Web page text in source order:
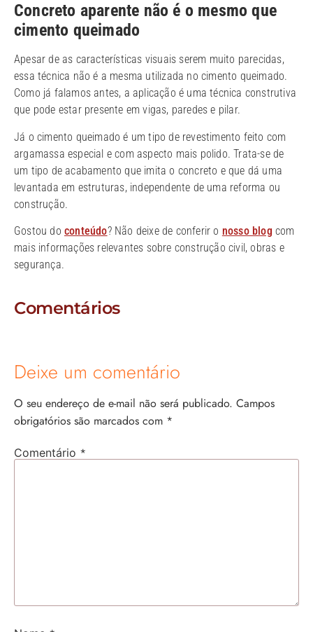
Concreto aparente não é o mesmo que
cimento queimado
Apesar de as características visuais serem muito parecidas,
essa técnica não é a mesma utilizada no cimento queimado.
Como já falamos antes, a aplicação é uma técnica construtiva
que pode estar presente em vigas, paredes e pilar.
Já o cimento queimado é um tipo de revestimento feito com
argamassa especial e com aspecto mais polido. Trata-se de
um tipo de acabamento que imita o concreto e que dá uma
levantada em estruturas, independente de uma reforma ou
construção.
Gostou do conteúdo? Não deixe de conferir o nosso blog com
mais informações relevantes sobre construção civil, obras e
segurança.
Comentários
Deixe um comentário
O seu endereço de e-mail não será publicado. Campos
obrigatórios são marcados com *
Comentário *